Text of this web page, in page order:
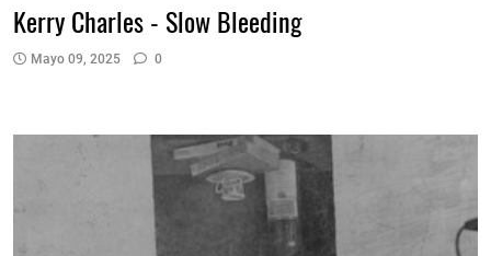
Kerry Charles - Slow Bleeding
Mayo 09, 2025 0